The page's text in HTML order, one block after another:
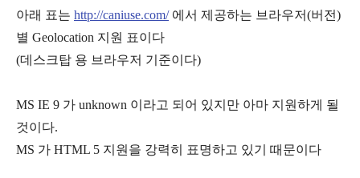
아래 표는 http://caniuse.com/에서 제공하는 브라우저(버전)
별 Geolocation 지원 표이다
(데스크탑 용 브라우저 기준이다)
MS IE 9 가 unknown 이라고 되어 있지만 아마 지원하게 될
것이다.
MS 가 HTML 5 지원을 강력히 표명하고 있기 때문이다